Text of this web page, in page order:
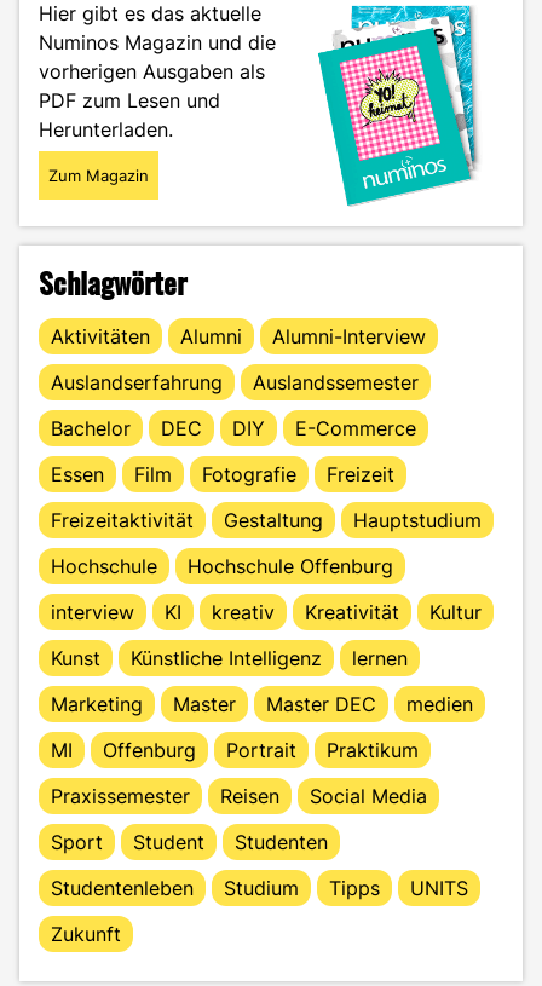
SPO
statt
WhatsApp-
Gerüchten"
Hier gibt es das aktuelle
Numinos Magazin und die
vorherigen Ausgaben als
PDF zum Lesen und
Herunterladen.
Zum Magazin
Schlagwörter
Aktivitäten Alumni
Alumni-Interview
Auslandserfahrung
Auslandssemester
Bachelor
DEC DIY
E-Commerce
Essen
Film Fotografie
Freizeit
Freizeitaktivität
Gestaltung
Hauptstudium
Hochschule
Hochschule Offenburg
interview
KI kreativ Kreativität
Kultur
Kunst
Künstliche Intelligenz
lernen
Marketing
Master Master DEC
medien
MI
Offenburg Portrait
Praktikum
Praxissemester
Reisen
Social Media
Sport
Student
Studenten
Studentenleben
Studium Tipps
UNITS
Zukunft